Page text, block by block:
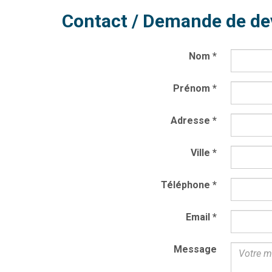
Contact / Demande de
Nom*
Prénom*
Adresse*
Ville*
Téléphone*
Email*
Message